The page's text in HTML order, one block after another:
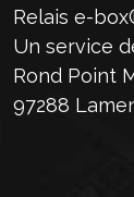
Relais e-
Un service
Rond Point
97288